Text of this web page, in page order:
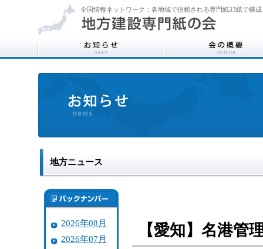
全国情報ネットワーク：各地域で信頼される専門紙33紙で構成
地方ニュース
2026年08月
2026年07月
【愛知】名港